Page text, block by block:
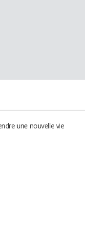
une nouvelle vie